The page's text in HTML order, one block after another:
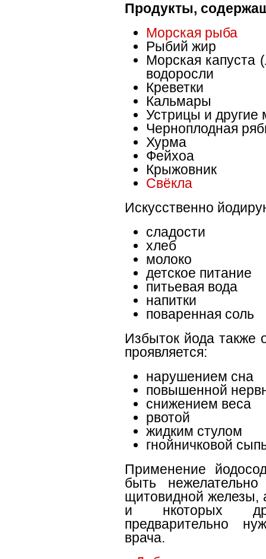
Продукты,
Морская рыба
Рыбий жир
Морская капуста
водоросли
Креветки
Кальмары
Устрицы и другие
Черноплодная
Хурма
Фейхоа
Крыжовник
Свёкла
Искусственно
сладости
хлеб
молоко
детское питание
питьевая вода
напитки
поваренная соль
Избыток йода также
проявляется:
нарушением сна
повышенной
снижением веса
рвотой
жидким стулом
гнойничковой
Применение
быть
щитовидной железы,
и нкоторых
предварительно
врача.